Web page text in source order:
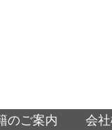
のご案内 会